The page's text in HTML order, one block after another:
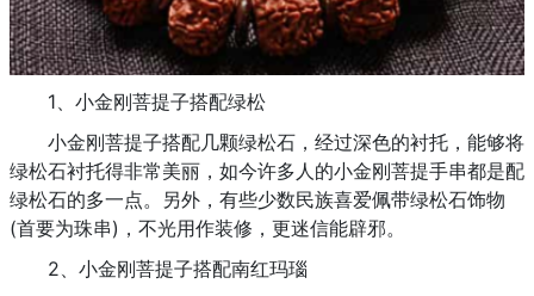
1、小金刚菩提子搭配绿松
小金刚菩提子搭配几颗绿松石，经过深色的衬托，能够将
绿松石衬托得非常美丽，如今许多人的小金刚菩提手串都是配
绿松石的多一点。另外，有些少数民族喜爱佩带绿松石饰物
(首要为珠串)，不光用作装修，更迷信能辟邪。
2、小金刚菩提子搭配南红玛瑙